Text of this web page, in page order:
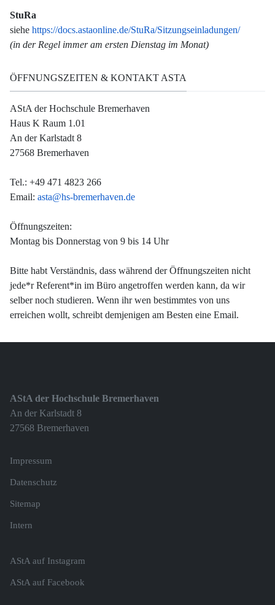
StuRa
siehe https://docs.astaonline.de/StuRa/Sitzungseinladungen/
(in der Regel immer am ersten Dienstag im Monat)
ÖFFNUNGSZEITEN & KONTAKT ASTA
AStA der Hochschule Bremerhaven
Haus K Raum 1.01
An der Karlstadt 8
27568 Bremerhaven
Tel.: +49 471 4823 266
Email: asta@hs-bremerhaven.de
Öffnungszeiten:
Montag bis Donnerstag von 9 bis 14 Uhr
Bitte habt Verständnis, dass während der Öffnungszeiten nicht
jede*r Referent*in im Büro angetroffen werden kann, da wir
selber noch studieren. Wenn ihr wen bestimmtes von uns
erreichen wollt, schreibt demjenigen am Besten eine Email.
AStA der Hochschule Bremerhaven
An der Karlstadt 8
27568 Bremerhaven
Impressum
Datenschutz
Sitemap
Intern
AStA auf Instagram
AStA auf Facebook